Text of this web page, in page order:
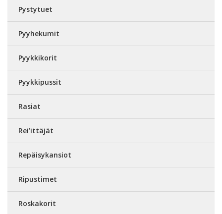
Pystytuet
Pyyhekumit
Pyykkikorit
Pyykkipussit
Rasiat
Rei’ittäjät
Repäisykansiot
Ripustimet
Roskakorit